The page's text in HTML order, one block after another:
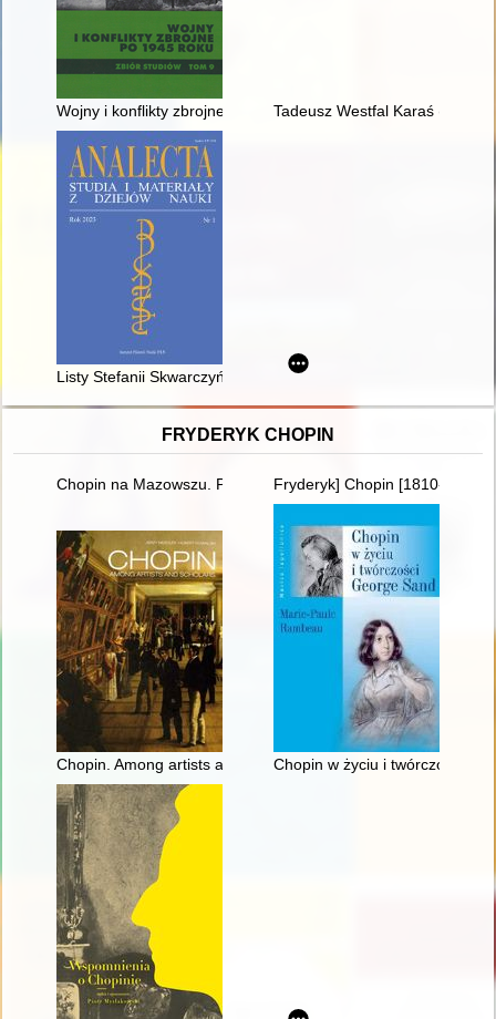
Wojny i konflikty zbrojne po 1945 roku : zbiór studiów. T. 9
Tadeusz Westfal Karaś (1915-
Listy Stefanii Skwarczyńskiej do Anatola Sterna = Letters
FRYDERYK CHOPIN
Chopin na Mazowszu. Przewodnik po miejscach historycznych
Fryderyk] Chopin [1810-1849]
Chopin. Among artists and scholarsChopin w życiu i twórczości